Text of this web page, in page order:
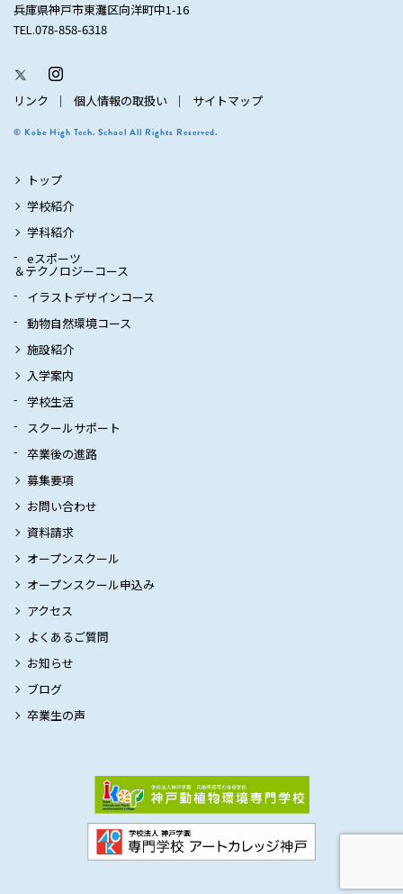
兵庫県神戸市東灘区向洋町中1-16
TEL.078-858-6318
リンク 個人情報の取扱い サイトマップ
© Kobe High Tech. School All Rights Reserved.
トップ
学校紹介
学科紹介
eスポーツ
＆テクノロジーコース
イラストデザインコース
動物自然環境コース
施設紹介
入学案内
学校生活
スクールサポート
卒業後の進路
募集要項
お問い合わせ
資料請求
オープンスクール
オープンスクール申込み
アクセス
よくあるご質問
お知らせ
ブログ
卒業生の声